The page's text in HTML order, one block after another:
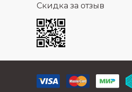
Скидка за отзыв